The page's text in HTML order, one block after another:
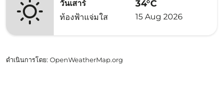
วันเสาร์
ท้องฟ้าแจ่มใส
34°C
15 Aug 2026
ดำเนินการโดย: OpenWeatherMap.org